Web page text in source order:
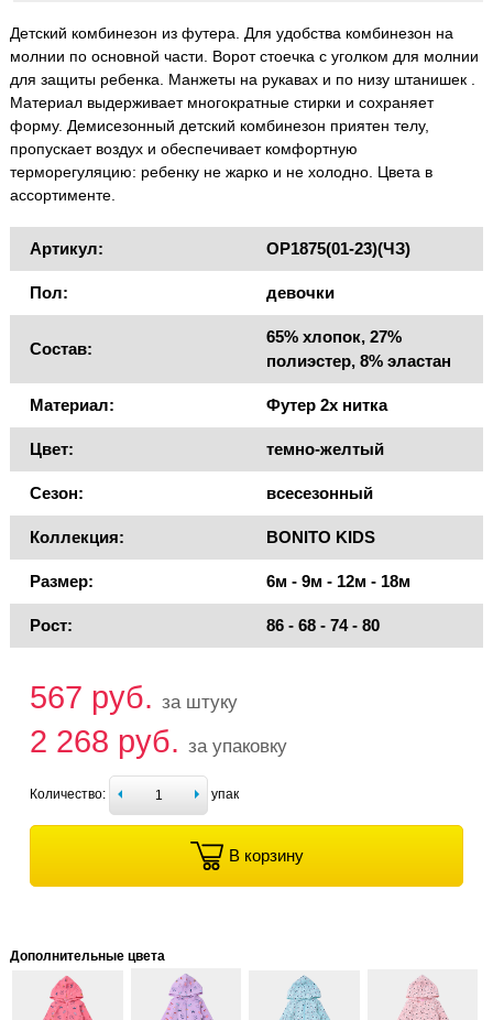
Детский комбинезон из футера. Для удобства комбинезон на
молнии по основной части. Ворот стоечка с уголком для молнии
для защиты ребенка. Манжеты на рукавах и по низу штанишек .
Материал выдерживает многократные стирки и сохраняет
форму. Демисезонный детский комбинезон приятен телу,
пропускает воздух и обеспечивает комфортную
терморегуляцию: ребенку не жарко и не холодно. Цвета в
ассортименте.
Артикул: OP1875(01-23)(ЧЗ)
Пол: девочки
Состав:
65% хлопок, 27%
полиэстер, 8% эластан
Материал: Футер 2х нитка
Цвет: темно-желтый
Сезон: всесезонный
Коллекция: BONITO KIDS
Размер: 6м - 9м - 12м - 18м
Рост: 86 - 68 - 74 - 80
567 руб. за штуку
2 268 руб. за упаковку
Количество: упак
В корзину
Дополнительные цвета